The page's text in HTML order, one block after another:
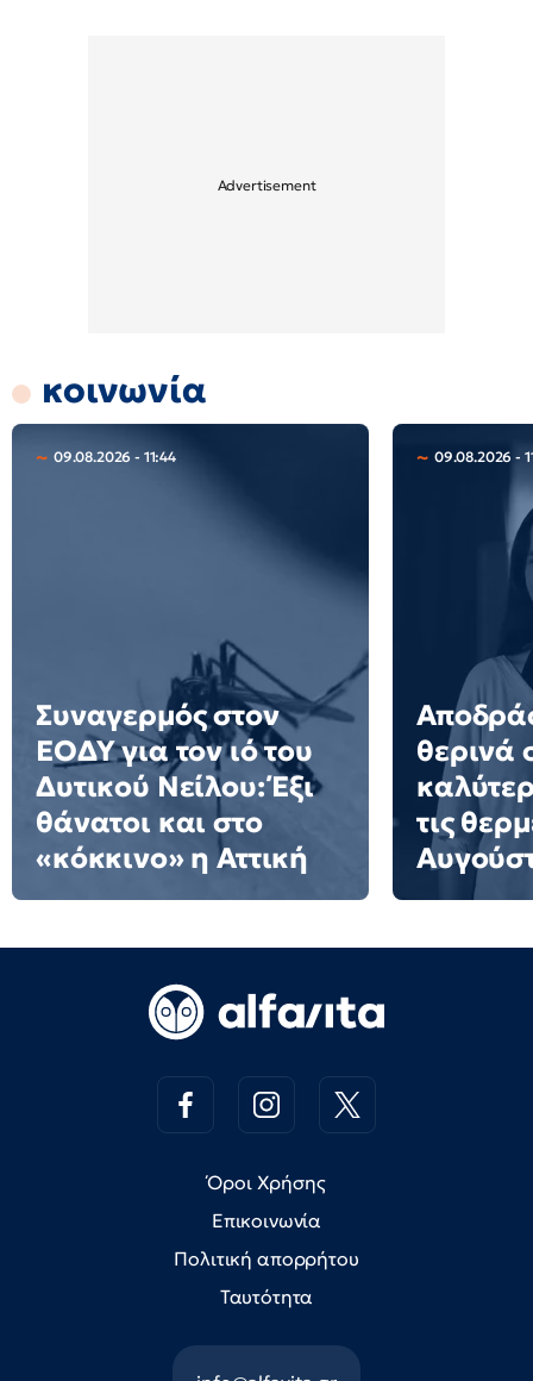
κοινωνία
09.08.2026 - 11:44
Συναγερμός στον
ΕΟΔΥ για τον ιό του
Δυτικού Νείλου: Έξι
θάνατοι και στο
«κόκκινο» η Αττική
09.08.2026 -
θερινά
τις
Όροι Χρήσης
Επικοινωνία
Πολιτική απορρήτου
Ταυτότητα